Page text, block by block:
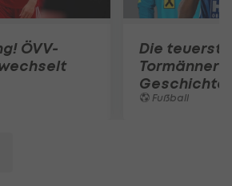
ÖVV-
Die
Tormänner
Geschichte
Fußball